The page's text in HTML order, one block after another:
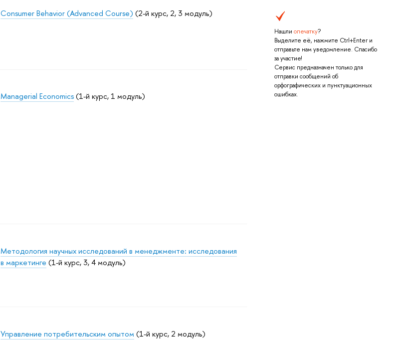
Нашли опечатку?
Выделите её, нажмите Ctrl+Enter и
отправьте нам уведомление. Спасибо
за участие!
Сервис предназначен только для
отправки сообщений об
орфографических и пунктуационных
ошибках.
Consumer Behavior (Advanced Course) (2-й курс, 2, 3 модуль)
Managerial Economics(1-й курс, 1 модуль)
Методология научных исследований в менеджменте: исследования
в маркетинге (1-й курс, 3, 4 модуль)
Управление потребительским опытом (1-й курс, 2 модуль)